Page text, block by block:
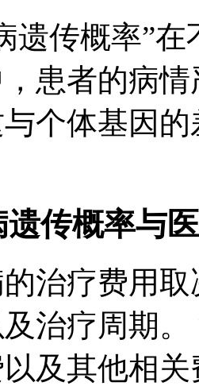
遗传概率”
患者的病
个体基因
传概率与
治疗费用
治疗周期
及其他相